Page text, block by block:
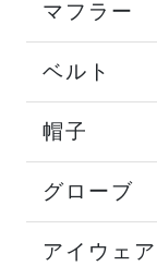
マフラー
ベルト
帽子
グローブ
アイウェア